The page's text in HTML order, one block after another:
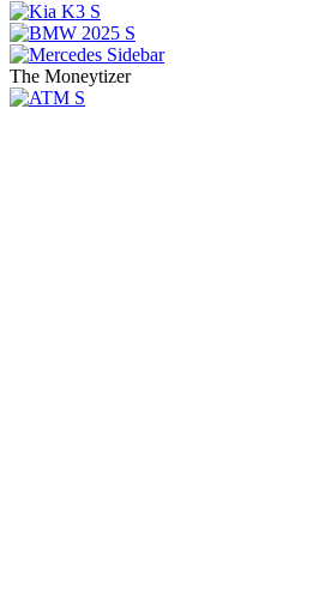
The Moneytizer